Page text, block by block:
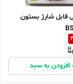
قابل شارژ بستون
4
افزودن به سبد